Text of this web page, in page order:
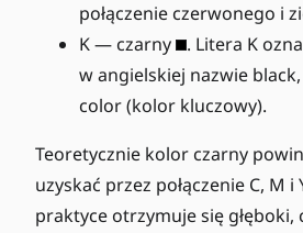
połączenie czerwonego i
K — czarny
. Litera K
w angielskiej nazwie
color (kolor kluczowy).
Teoretycznie kolor czarny
uzyskać przez połączenie C, M i
praktyce otrzymuje się głęboki,